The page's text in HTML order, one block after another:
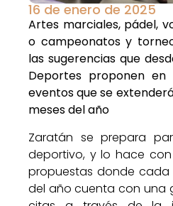
16 de enero de 2025
Artes marciales, pádel,
o campeonatos y
las sugerencias que
Deportes proponen
eventos que se
meses del año
Zaratán se prepara
deportivo, y lo hace
propuestas donde cada
del año cuenta con una